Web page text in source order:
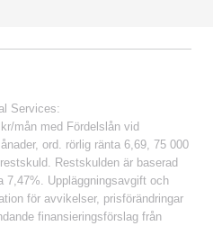
Services:
mån med Fördelslån vid
ord. rörlig ränta 6,69, 75 000
Restskulden är baserad
7,47%. Uppläggningsavgift och
för avvikelser, prisförändringar
finansieringsförslag från